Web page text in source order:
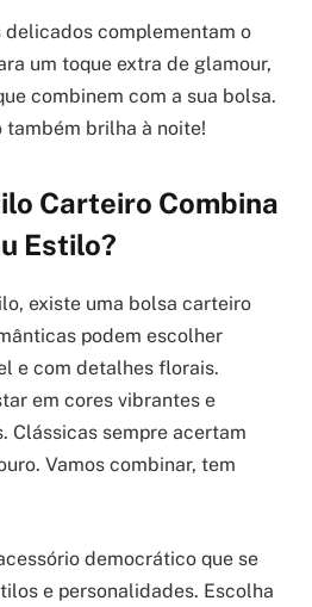
delicados complementam o
um toque extra de glamour,
combinem com a sua bolsa.
também brilha à noite!
Carteiro Combina
Estilo?
existe uma bolsa carteiro
podem escolher
e com detalhes florais.
em cores vibrantes e
Clássicas sempre acertam
Vamos combinar, tem
democrático que se
e personalidades. Escolha